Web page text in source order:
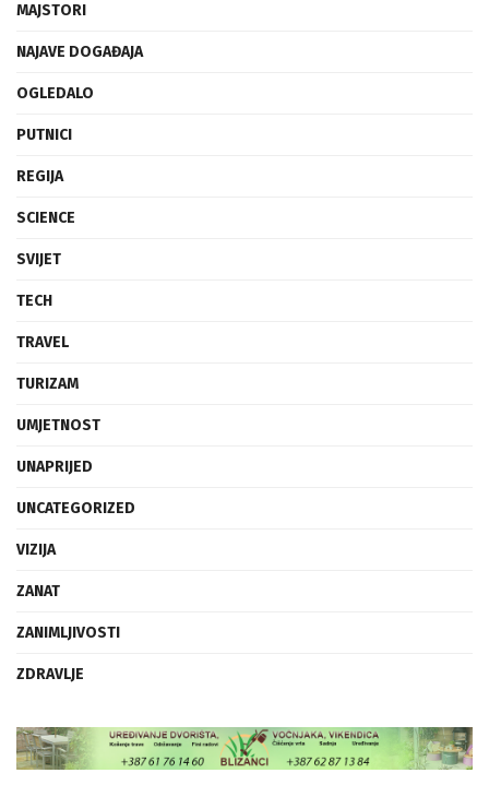
MAJSTORI
NAJAVE DOGAĐAJA
OGLEDALO
PUTNICI
REGIJA
SCIENCE
SVIJET
TECH
TRAVEL
TURIZAM
UMJETNOST
UNAPRIJED
UNCATEGORIZED
VIZIJA
ZANAT
ZANIMLJIVOSTI
ZDRAVLJE